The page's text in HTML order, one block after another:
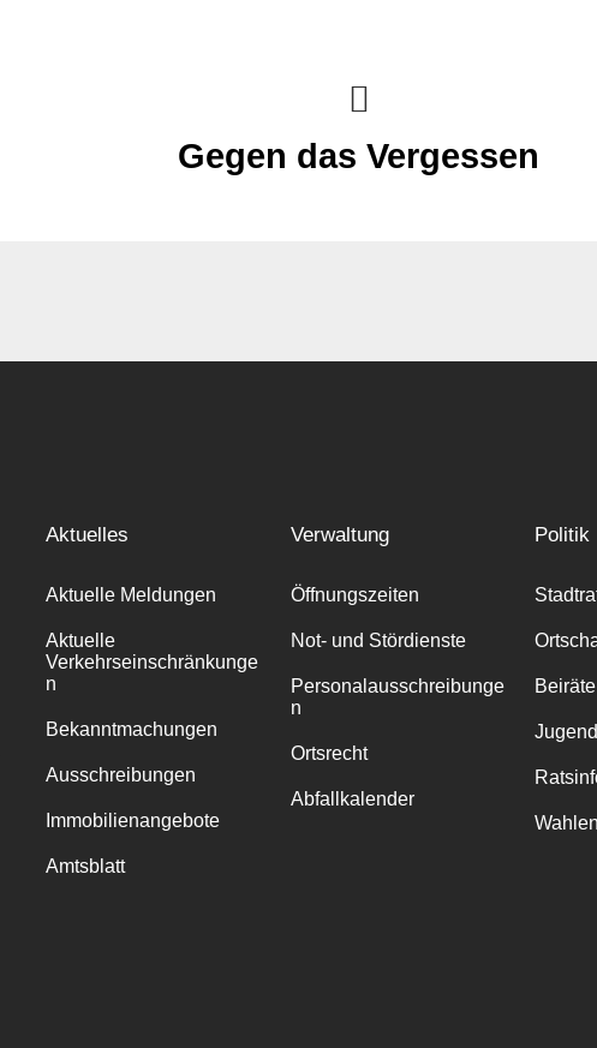
Gegen das Vergessen
Aktuelles
Aktuelle Meldungen
Aktuelle
Verkehrseinschränkunge
n
Bekanntmachungen
Ausschreibungen
Immobilienangebote
Amtsblatt
Verwaltung
Öffnungszeiten
Not- und Stördienste
Personalausschreibunge
n
Ortsrecht
Abfallkalender
Politik
Beiräte
Wahlen